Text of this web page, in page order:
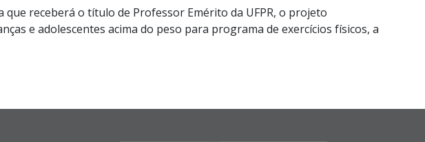
receberá o título de Professor Emérito da UFPR, o projeto
e adolescentes acima do peso para programa de exercícios físicos, a